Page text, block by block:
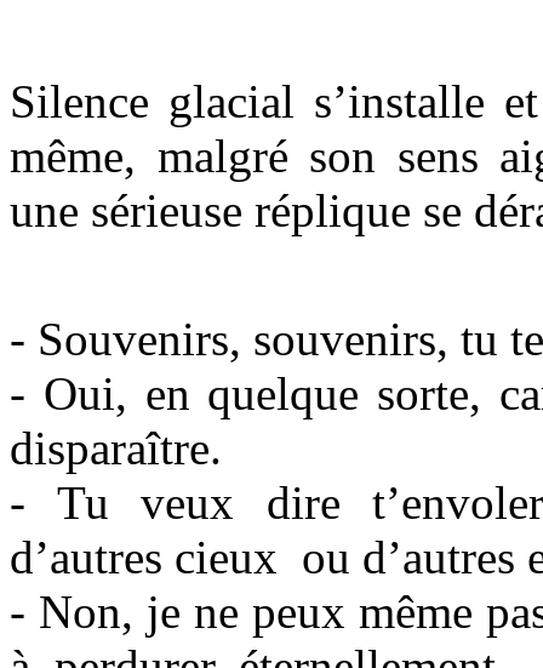
Silence glacial s’installe
même, malgré son sens
une sérieuse réplique se
- Souvenirs, souvenirs, tu
- Oui, en quelque sorte,
disparaître.
- Tu veux dire
d’autres cieux ou d’autres
- Non, je ne peux même